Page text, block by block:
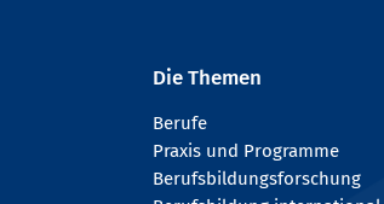
Die Themen
Berufe
Praxis und Programme
Berufsbildungsforschung